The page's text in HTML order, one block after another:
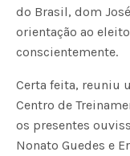
do Brasil, dom
orientação ao
conscientemente.
Certa feita, reuniu
Centro de
os presentes
Nonato Guedes e